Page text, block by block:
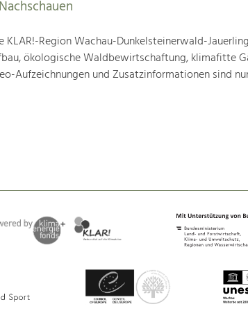
Region Wachau-Dunkelsteinerwald-
ökologische Waldbewirtschaftung, klimafitte
Aufzeichnungen und Zusatzinformationen sind